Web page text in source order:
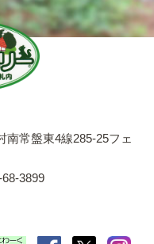
常盤東4線285-25フェ
3899